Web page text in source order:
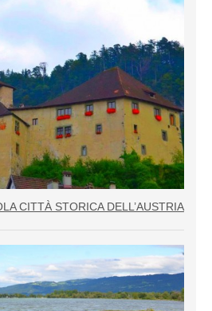
CITTÀ STORICA DELL’AUSTRIA